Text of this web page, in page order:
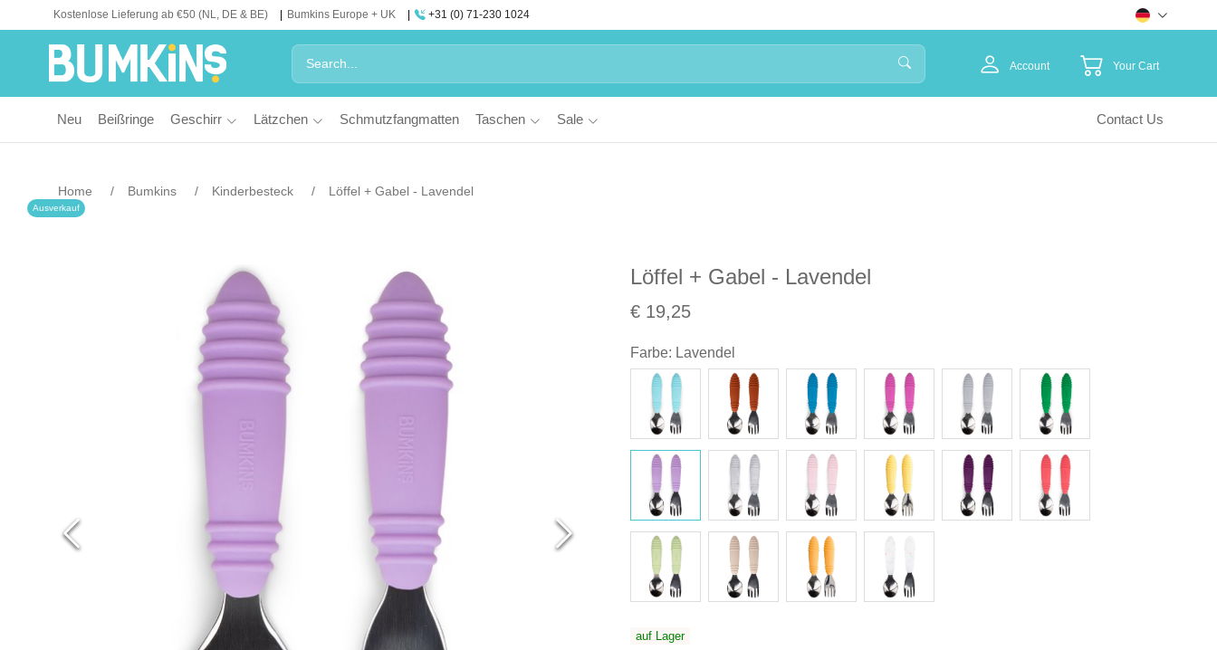
Kostenlose Lieferung ab €50 (NL, DE & BE) Bumkins Europe + UK +31 (0) 71-230 1024
Account Your Cart
Neu Beißringe Geschirr Lätzchen Schmutzfangmatten Taschen Sale Contact Us
Home Bumkins Kinderbesteck Löffel + Gabel - Lavendel
Löffel + Gabel - Lavendel
€ 19,25
Ausverkauf
Farbe: Lavendel
auf Lager